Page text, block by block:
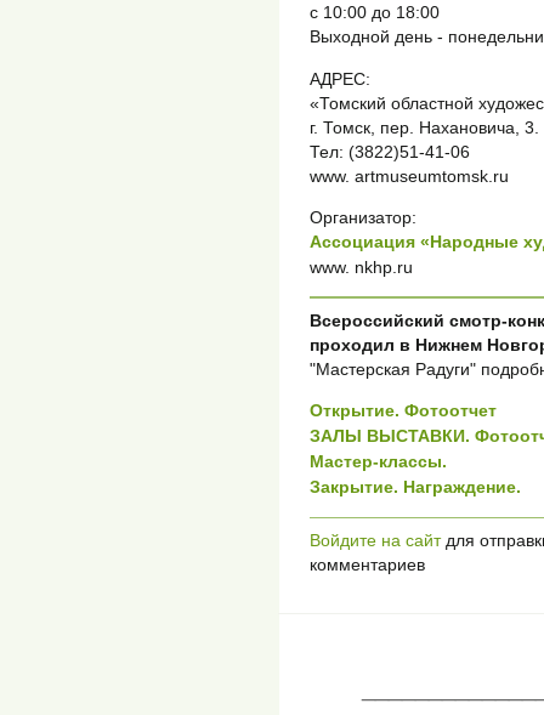
с 10:00 до 18:00
Выходной день -
АДРЕС:
«Томский областной
г. Томск, пер. Нахановича, 3.
Тел: (3822)51-41-06
www. artmuseumtomsk.ru
Организатор:
Ассоциация «Народные
www. nkhp.ru
Всероссийский смотр-
проходил в Нижнем
"Мастерская Радуги"
Открытие. Фотоотчет
ЗАЛЫ ВЫСТАВКИ.
Мастер-классы.
Закрытие. Награждение.
Войдите на сайтдля
комментариев